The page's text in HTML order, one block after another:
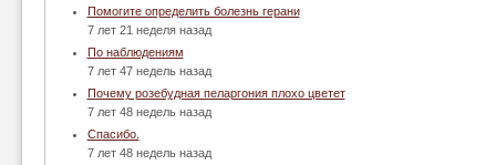
Помогите определить болезнь герани
7 лет 21 неделя назад
По наблюдениям
7 лет 47 недель назад
Почему розебудная пеларгония плохо цветет
7 лет 48 недель назад
Спасибо.
7 лет 48 недель назад